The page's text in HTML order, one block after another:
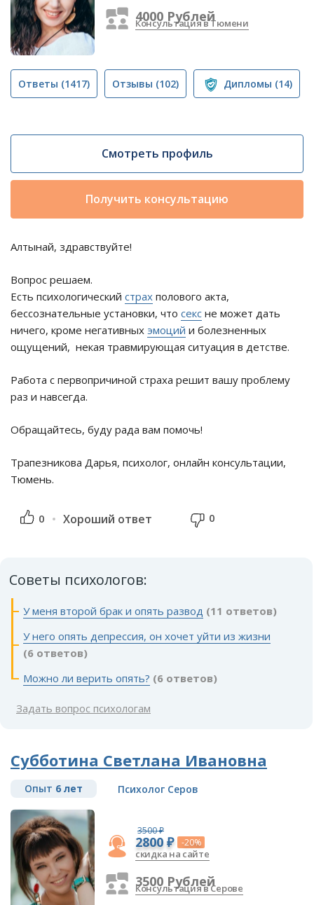
4000 Рублей
Консультация в Тюмени
Ответы (1417) Отзывы (102) Дипломы (14)
Смотреть профиль
Получить консультацию
Алтынай, здравствуйте!
Вопрос решаем.
Есть психологический страх полового акта,
бессознательные установки, что секс не может дать
ничего, кроме негативных эмоций и болезненных
ощущений, некая травмирующая ситуация в детстве.
Работа с первопричиной страха решит вашу проблему
раз и навсегда.
Обращайтесь, буду рада вам помочь!
Трапезникова Дарья, психолог, онлайн консультации,
Тюмень.
0 Хороший ответ 0
Советы психологов:
У меня второй брак и опять развод (11 ответов)
У него опять депрессия, он хочет уйти из жизни
(6 ответов)
Можно ли верить опять? (6 ответов)
Задать вопрос психологам
Субботина Светлана Ивановна
Опыт 6 лет Психолог Серов
3500 ₽
2800 ₽ -20%
скидка на сайте
3500 Рублей
Консультация в Серове